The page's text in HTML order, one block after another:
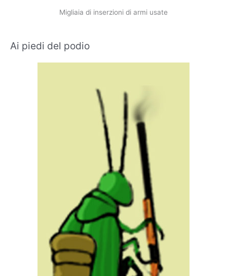
Migliaia di inserzioni di armi usate
Ai piedi del podio